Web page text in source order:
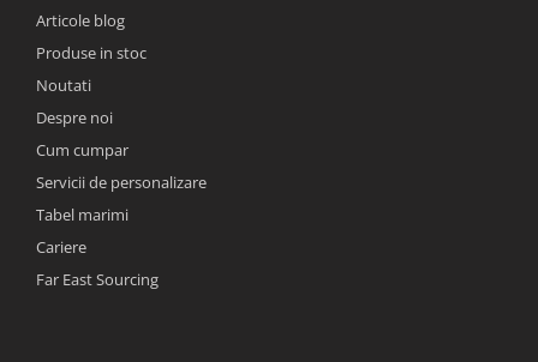
Articole blog
Produse in stoc
Noutati
Despre noi
Cum cumpar
Servicii de personalizare
Tabel marimi
Cariere
Far East Sourcing